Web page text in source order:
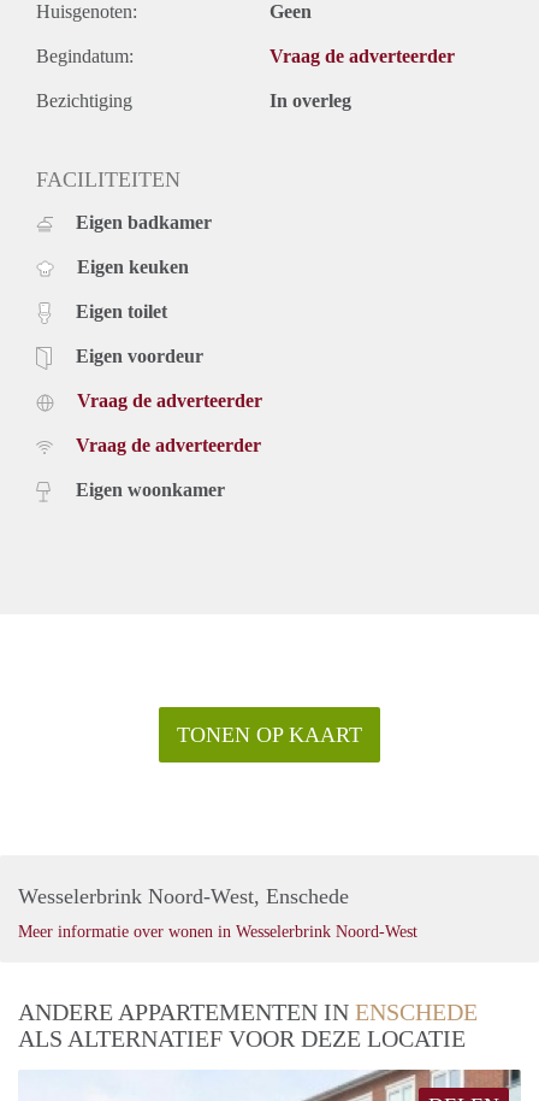
Huisgenoten: Geen
Begindatum: Vraag de adverteerder
Bezichtiging In overleg
FACILITEITEN
Eigen badkamer
Eigen keuken
Eigen toilet
Eigen voordeur
Vraag de adverteerder
Vraag de adverteerder
Eigen woonkamer
TONEN OP KAART
Wesselerbrink Noord-West, Enschede
Meer informatie over wonen in Wesselerbrink Noord-West
ANDERE APPARTEMENTEN IN ENSCHEDE
ALS ALTERNATIEF VOOR DEZE LOCATIE